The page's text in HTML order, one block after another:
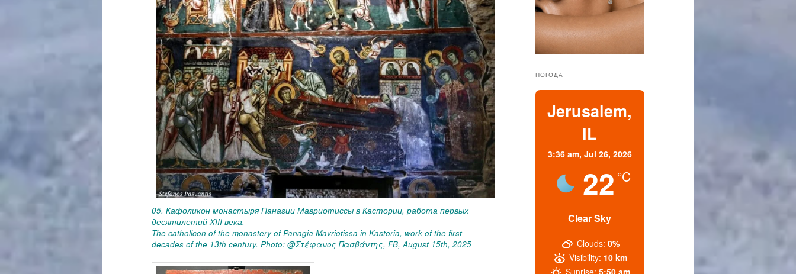
05. Кафоликон монастыря Панагии Мавриотиссы в Кастории, работа первых
десятилетий XIII века.
The catholicon of the monastery of Panagia Mavriotissa in Kastoria, work of the first
decades of the 13th century. Photo: @Στέφανος Πασβάντης, FB, August 15th, 2025
ПОГОДА
Jerusalem,
IL
3:36 am, Jul 26, 2026
22 °C
Clear Sky
Clouds: 0%
Visibility: 10 km
Sunrise: 5:50 am